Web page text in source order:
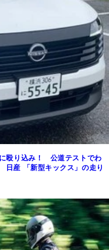
殴り込み！ 公道テストでわ
産 「新型キックス」の走り